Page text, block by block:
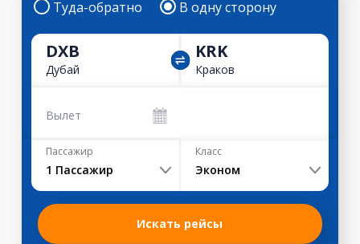
Туда-обратно В одну сторону
DXB
Дубай
KRK
Краков
Вылет
Пассажир
1 Пассажир
Класс
Эконом
Искать рейсы